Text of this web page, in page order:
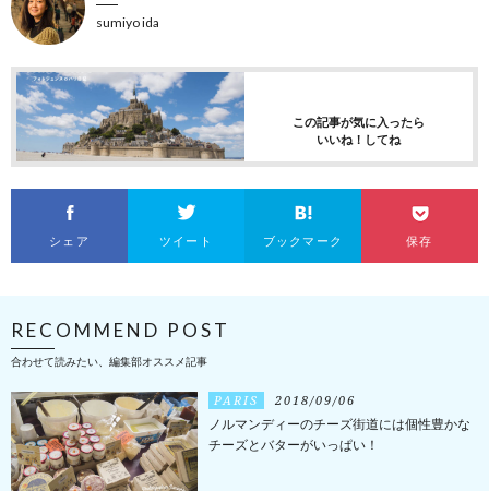
sumiyo ida
この記事が気に入ったら
いいね！してね
シェア ツイート ブックマーク 保存
RECOMMEND POST
合わせて読みたい、編集部オススメ記事
PARIS 2018/09/06
ノルマンディーのチーズ街道には個性豊かな
チーズとバターがいっぱい！